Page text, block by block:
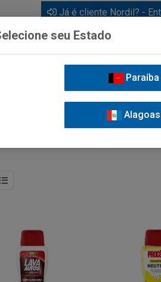
Já é cliente Nordil? -
seu Estado
Paraíba
Alagoas